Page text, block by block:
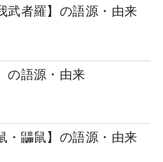
武者羅】の語源・由来
の語源・由来
・鼺鼠】の語源・由来